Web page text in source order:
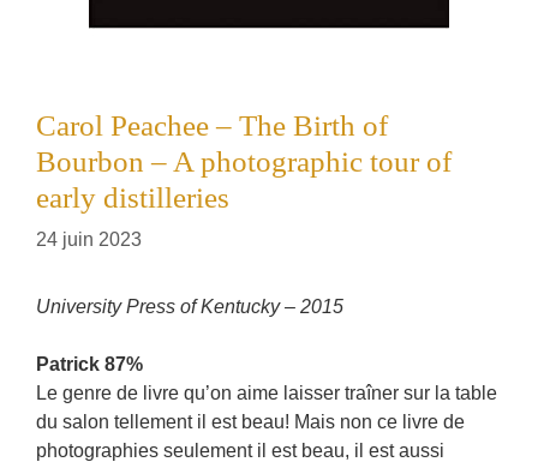
Carol Peachee – The Birth of
Bourbon – A photographic tour of
early distilleries
24 juin 2023
University Press of Kentucky – 2015
Patrick 87%
Le genre de livre qu’on aime laisser traîner sur la table
du salon tellement il est beau! Mais non ce livre de
photographies seulement il est beau, il est aussi